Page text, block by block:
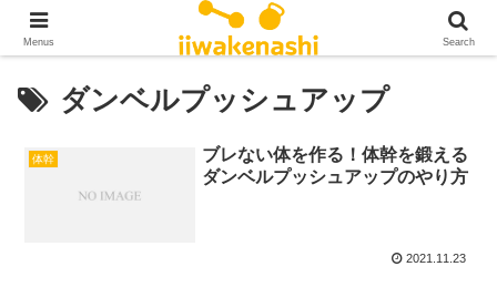
ダンベルプッシュアップ
体幹
ブレない体を作る！体幹を鍛える
ダンベルプッシュアップのやり方
2021.11.23
Menus Search